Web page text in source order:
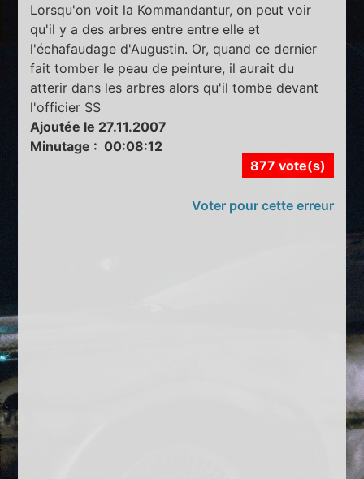
Lorsqu'on voit la Kommandantur, on peut voir
qu'il y a des arbres entre entre elle et
l'échafaudage d'Augustin. Or, quand ce dernier
fait tomber le peau de peinture, il aurait du
atterir dans les arbres alors qu'il tombe devant
l'officier SS
Ajoutée le 27.11.2007
Minutage : 00:08:12
877 vote(s)
Voter pour cette erreur